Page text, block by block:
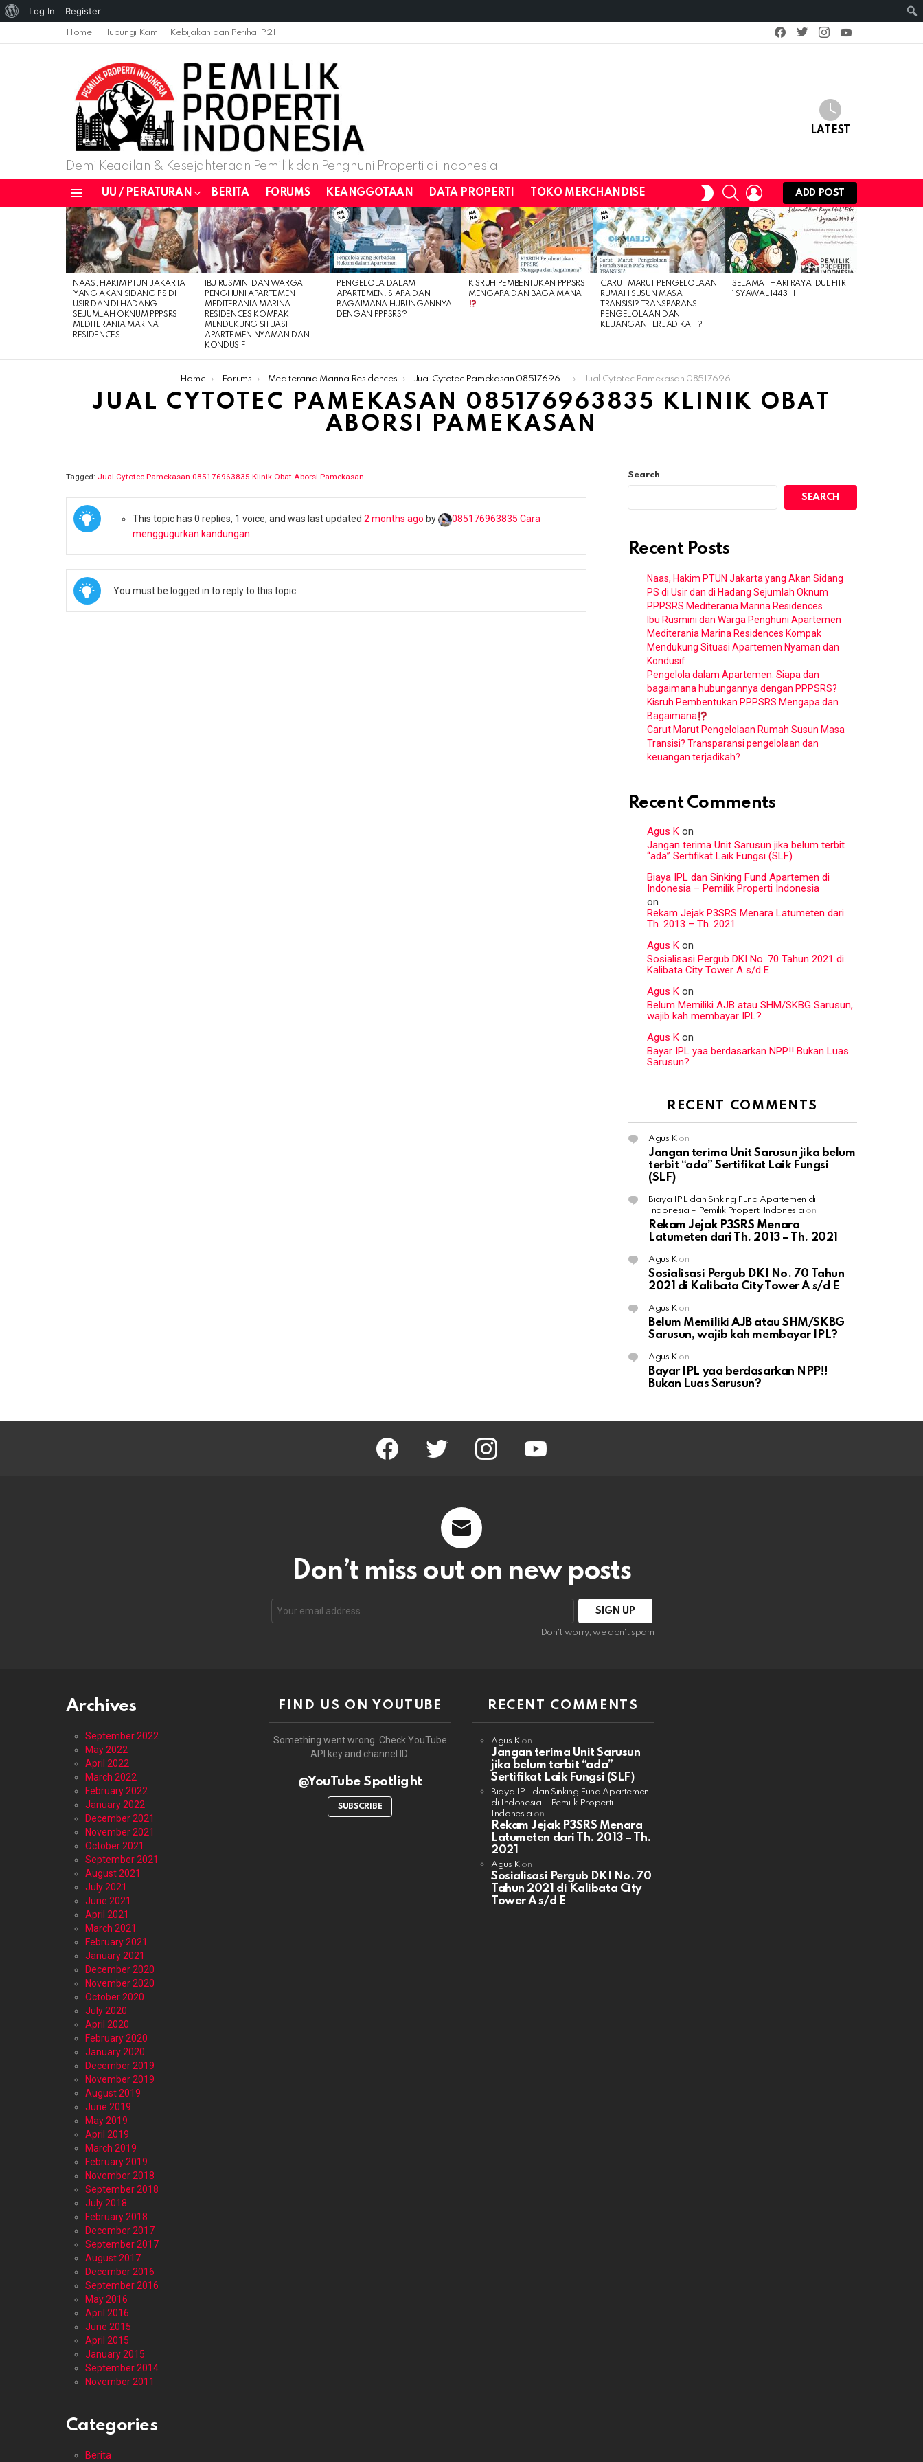
Home Hubungi Kami Kebijakan dan Perihal P2I
facebooktwitterinstagram
Demi Keadilan & Kesejahteraan Pemilik dan Penghuni Properti di Indonesia
LATEST
UU / PERATURAN BERITA FORUMS KEANGGOTAAN DATA PROPERTI TOKO MERCHANDISE
SWITCH
SKIN
SEARCHLOGIN
ADD POST
LATEST
STORIES
NAAS, HAKIM PTUN JAKARTA
YANG AKAN SIDANG PS DI
USIR DAN DI HADANG
SEJUMLAH OKNUM PPPSRS
MEDITERANIA MARINA
RESIDENCES
IBU RUSMINI DAN WARGA
PENGHUNI APARTEMEN
MEDITERANIA MARINA
RESIDENCES KOMPAK
MENDUKUNG SITUASI
APARTEMEN NYAMAN DAN
KONDUSIF
PENGELOLA DALAM
APARTEMEN. SIAPA DAN
BAGAIMANA HUBUNGANNYA
DENGAN PPPSRS?
KISRUH PEMBENTUKAN PPPSRS
MENGAPA DAN BAGAIMANA
CARUT MARUT PENGELOLAAN
RUMAH SUSUN MASA
TRANSISI? TRANSPARANSI
PENGELOLAAN DAN
KEUANGAN TERJADIKAH?
SELAMAT HARI RAYA IDUL FITRI
1 SYAWAL 1443 H
Home Forums Mediterania Marina Residences Jual Cytotec Pamekasan ​​️085176963835​ Klinik Obat Aborsi Pamekasan Jual Cytotec Pamekasan ​​️085176963835​ Klinik Obat Aborsi Pamekasan
JUAL CYTOTEC PAMEKASAN ​​️085176963835​ KLINIK OBAT
ABORSI PAMEKASAN
Tagged: Jual Cytotec Pamekasan ​​️085176963835​ Klinik Obat Aborsi Pamekasan
This topic has 0 replies, 1 voice, and was last updated 2 months ago by
085176963835​ Cara
menggugurkan kandungan
You must be logged in to reply to this topic.
Search
SEARCH
Recent Posts
Naas, Hakim PTUN Jakarta yang Akan Sidang
PS di Usir dan di Hadang Sejumlah Oknum
PPPSRS Mediterania Marina Residences
Ibu Rusmini dan Warga Penghuni Apartemen
Mediterania Marina Residences Kompak
Mendukung Situasi Apartemen Nyaman dan
Kondusif
Pengelola dalam Apartemen. Siapa dan
bagaimana hubungannya dengan PPPSRS?
Kisruh Pembentukan PPPSRS Mengapa dan
Bagaimana
Carut Marut Pengelolaan Rumah Susun Masa
Transisi? Transparansi pengelolaan dan
keuangan terjadikah?
Recent Comments
Agus K on
Jangan terima Unit Sarusun jika belum terbit
“ada” Sertifikat Laik Fungsi (SLF)
Biaya IPL dan Sinking Fund Apartemen di
Indonesia – Pemilik Properti Indonesia
on
Rekam Jejak P3SRS Menara Latumeten dari
Th. 2013 – Th. 2021
Agus K on
Sosialisasi Pergub DKI No. 70 Tahun 2021 di
Kalibata City Tower A s/d E
Agus K on
Belum Memiliki AJB atau SHM/SKBG Sarusun,
wajib kah membayar IPL?
Agus K on
Bayar IPL yaa berdasarkan NPP!! Bukan Luas
Sarusun?
RECENT COMMENTS
Agus Kon
Jangan terima Unit Sarusun jika belum
terbit “ada” Sertifikat Laik Fungsi
(SLF)
Biaya IPL dan Sinking Fund Apartemen di
Indonesia – Pemilik Properti Indonesia on
Rekam Jejak P3SRS Menara
Latumeten dari Th. 2013 – Th. 2021
Agus Kon
Sosialisasi Pergub DKI No. 70 Tahun
2021 di Kalibata City Tower A s/d E
Agus Kon
Belum Memiliki AJB atau SHM/SKBG
Sarusun, wajib kah membayar IPL?
Agus Kon
Bayar IPL yaa berdasarkan NPP!!
Bukan Luas Sarusun?
facebook twitter instagram youtube
Don’t miss out on new posts
address:
Don't worry, we don't spam
Archives
September 2022
May 2022
April 2022
March 2022
February 2022
January 2022
December 2021
November 2021
October 2021
September 2021
August 2021
July 2021
June 2021
April 2021
March 2021
February 2021
January 2021
December 2020
November 2020
October 2020
July 2020
April 2020
February 2020
January 2020
December 2019
November 2019
August 2019
June 2019
May 2019
April 2019
March 2019
February 2019
November 2018
September 2018
July 2018
February 2018
December 2017
September 2017
August 2017
December 2016
September 2016
May 2016
April 2016
June 2015
April 2015
January 2015
September 2014
November 2011
Categories
Berita
FIND US ON YOUTUBE
Something went wrong. Check YouTube
API key and channel ID.
@YouTube Spotlight
SUBSCRIBE
RECENT COMMENTS
Agus Kon
Jangan terima Unit Sarusun
jika belum terbit “ada”
Sertifikat Laik Fungsi (SLF)
Biaya IPL dan Sinking Fund Apartemen
di Indonesia – Pemilik Properti
Indonesia on
Rekam Jejak P3SRS Menara
Latumeten dari Th. 2013 – Th.
2021
Agus Kon
Sosialisasi Pergub DKI No. 70
Tahun 2021 di Kalibata City
Tower A s/d E
About
Log In Register